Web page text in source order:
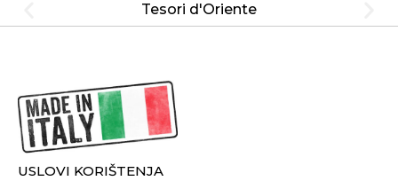
Tesori d'Oriente
USLOVI KORIŠTENJA